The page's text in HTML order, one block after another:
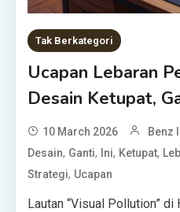
Tak Berkategori
Ucapan Lebaran
Desain Ketupat,
10 March 2026 Benz
Desain, Ganti, Ini, Ketupat,
Strategi, Ucapan
Lautan “Visual Pollution” di